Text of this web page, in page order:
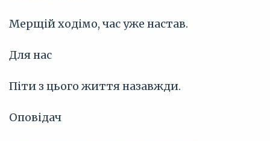
Мерщій ходімо, час уже настав.
Для нас
Піти з цього життя назавжди.
Оповідач